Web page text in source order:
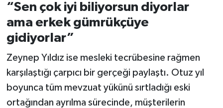
“Sen çok iyi biliyorsun diyorlar
ama erkek gümrükçüye
gidiyorlar”
Zeynep Yıldız ise mesleki tecrübesine rağmen
karşılaştığı çarpıcı bir gerçeği paylaştı. Otuz yıl
boyunca tüm mevzuat yükünü sırtladığı eski
ortağından ayrılma sürecinde, müşterilerin